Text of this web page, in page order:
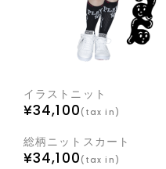
イラストニット
¥34,100 (tax in)
総柄ニットスカート
¥34,100 (tax in)